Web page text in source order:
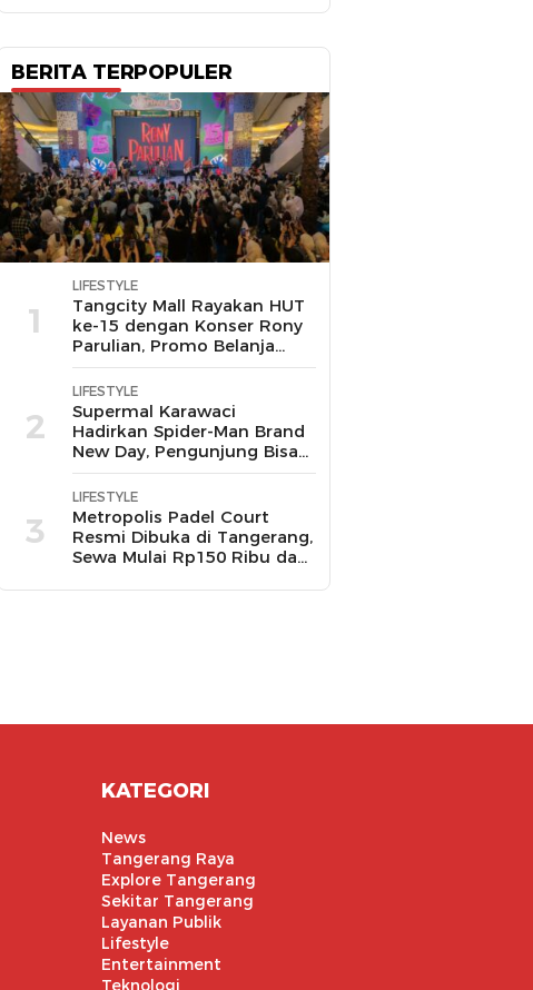
BERITA TERPOPULER
1
LIFESTYLE
Tangcity Mall Rayakan HUT
ke-15 dengan Konser Rony
Parulian, Promo Belanja
hingga Festival Komunitas
2
LIFESTYLE
Supermal Karawaci
Hadirkan Spider-Man Brand
New Day, Pengunjung Bisa
Main, Bertemu Spider-Man
Langsung
3
LIFESTYLE
Metropolis Padel Court
Resmi Dibuka di Tangerang,
Sewa Mulai Rp150 Ribu dan
Padel
KATEGORI
News
Tangerang Raya
Explore Tangerang
Sekitar Tangerang
Layanan Publik
Lifestyle
Entertainment
Teknologi